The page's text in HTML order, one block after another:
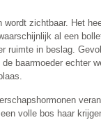
zichtbaar. Het
al een
ruimte in beslag.
baarmoeder echter
volle bos haar